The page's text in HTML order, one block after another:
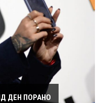
ДЕН ПОРАНО